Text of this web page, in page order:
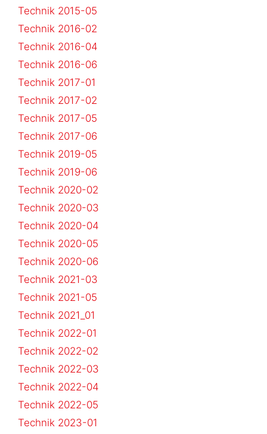
Technik 2015-05
Technik 2016-02
Technik 2016-04
Technik 2016-06
Technik 2017-01
Technik 2017-02
Technik 2017-05
Technik 2017-06
Technik 2019-05
Technik 2019-06
Technik 2020-02
Technik 2020-03
Technik 2020-04
Technik 2020-05
Technik 2020-06
Technik 2021-03
Technik 2021-05
Technik 2021_01
Technik 2022-01
Technik 2022-02
Technik 2022-03
Technik 2022-04
Technik 2022-05
Technik 2023-01